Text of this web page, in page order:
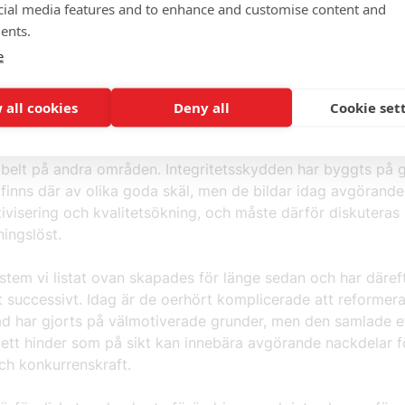
genom att vårdgivare kan få samlad kunskap om
vårdhistoria och medicinering. Idag är detta i princip
annat är visserligen digitala, men de behandlas som
stuprör, vilket kanske skyddar patientens integritet men
och oavsiktliga biverkningar leder
på andra områden. Integritetsskydden har byggts på
där av olika goda skäl, men de bildar idag
och kvalitetsökning, och måste därför diskuteras
vi listat ovan skapades för länge sedan och har
successivt. Idag är de oerhört komplicerade att
har gjorts på välmotiverade grunder, men den samlade
hinder som på sikt kan innebära avgörande nackdelar
konkurrenskraft.
media features and to enhance and customise content and
all cookies Deny all Cookie